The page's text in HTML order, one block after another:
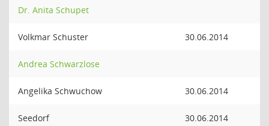
Dr. Anita Schupet
Volkmar Schuster 30.06.2014
Andrea Schwarzlose
Angelika Schwuchow 30.06.2014
Seedorf 30.06.2014